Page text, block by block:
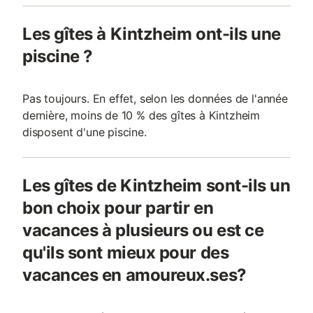
Les gîtes à Kintzheim ont-ils une
piscine ?
Pas toujours. En effet, selon les données de l'année
dernière, moins de 10 % des gîtes à Kintzheim
disposent d'une piscine.
Les gîtes de Kintzheim sont-ils un
bon choix pour partir en
vacances à plusieurs ou est ce
qu'ils sont mieux pour des
vacances en amoureux.ses?